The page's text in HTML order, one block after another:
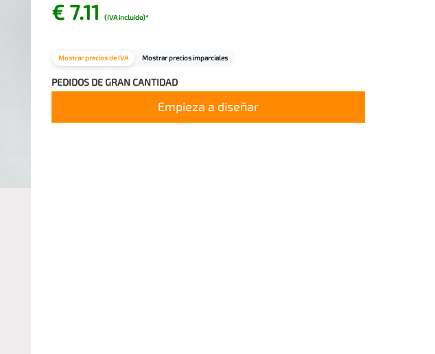
€ 7.11 (IVA incluido)*
Mostrar precios de IVA Mostrar precios imparciales
PEDIDOS DE GRAN CANTIDAD
Empieza a diseñar